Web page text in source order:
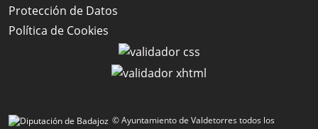
Protección de Datos
Política de Cookies
© Ayuntamiento de Valdetorres todos los